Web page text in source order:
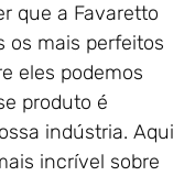
de Garagem de
em Nova Iguaçu – RJ
de Garagem de
em Nova Friburgo –
que a Favaretto
os mais perfeitos
eles podemos
produto é
indústria. Aqui
incrível sobre